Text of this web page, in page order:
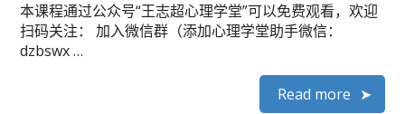
本课程通过公众号“王志超心理学堂”可以免费观看，欢迎
扫码关注： 加入微信群（添加心理学堂助手微信：
dzbswx …
Read more